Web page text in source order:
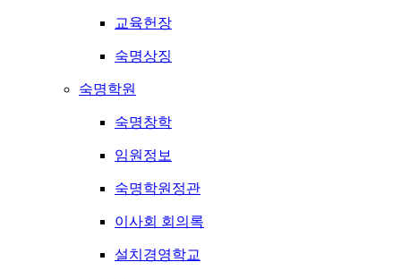
교육헌장
숙명상징
숙명학원
숙명창학
임원정보
숙명학원정관
이사회 회의록
설치경영학교